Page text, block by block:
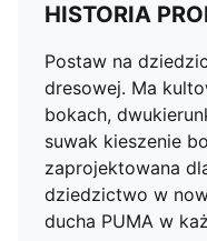
HISTORIA
Postaw na
dresowej. Ma
bokach,
suwak kieszenie
zaprojektowana
dziedzictwo w
ducha PUMA w